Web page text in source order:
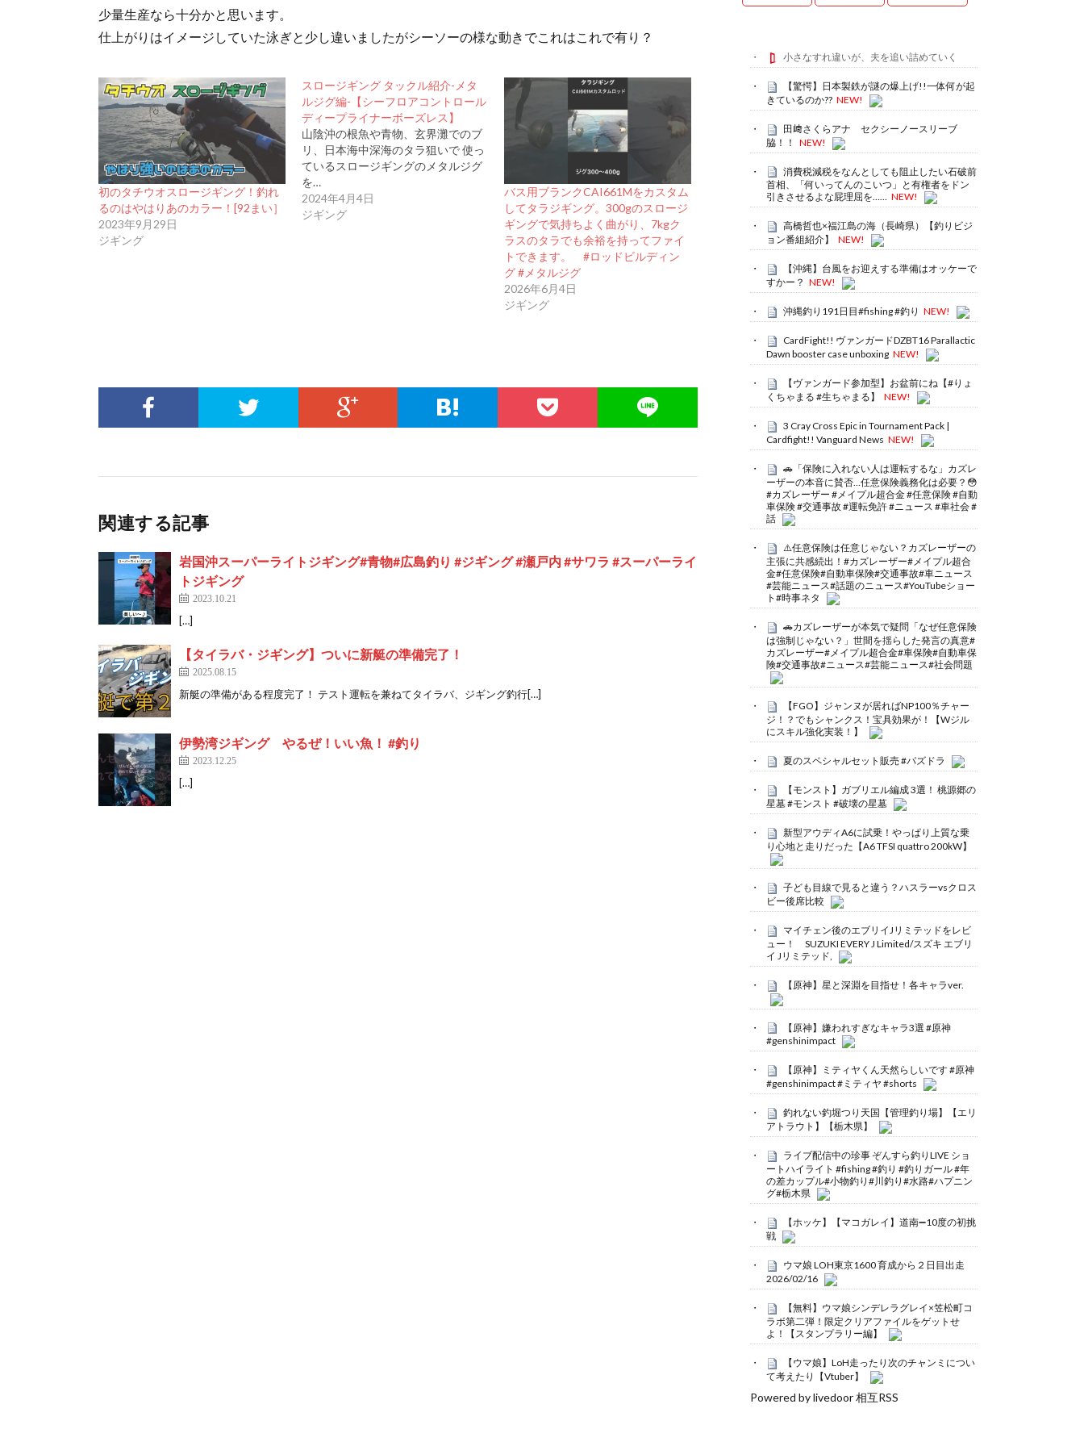
少量生産なら十分かと思います。
仕上がりはイメージしていた泳ぎと少し違いましたがシーソーの様な動きでこれはこれで有り？
初のタチウオスロージギング！釣れ
るのはやはりあのカラー！[92まい］
2023年9月29日
ジギング
スロージギング タックル紹介-メタ
ルジグ編-【シーフロアコントロール
ディープライナーボーズレス】
山陰沖の根魚や青物、玄界灘でのブ
リ、日本海中深海のタラ狙いで 使っ
ているスロージギングのメタルジグ
を…
2024年4月4日
ジギング
バス用ブランクCAI661Mをカスタム
してタラジギング。300gのスロージ
ギングで気持ちよく曲がり、7kgク
ラスのタラでも余裕を持ってファイ
トできます。 #ロッドビルディン
グ #メタルジグ
2026年6月4日
ジギング
関連する記事
岩国沖スーパーライトジギング#青物#広島釣り #ジギング #瀬戸内 #サワラ #スーパーライ
トジギング
2023.10.21
[…]
【タイラバ・ジギング】ついに新艇の準備完了！
2025.08.15
新艇の準備がある程度完了！ テスト運転を兼ねてタイラバ、ジギング釣行[…]
伊勢湾ジギング やるぜ！いい魚！ #釣り
2023.12.25
[…]
小さなすれ違いが、夫を追い詰めていく
【驚愕】日本製鉄が謎の爆上げ!!一体何が起
きているのか?? NEW!
田﨑さくらアナ セクシーノースリーブ
脇！！
NEW!
消費税減税をなんとしても阻止したい石破前
首相、「何いってんのこいつ」と有権者をドン
引きさせるよな屁理屈を…… NEW!
高橋哲也×福江島の海（長崎県）【釣りビジ
ョン番組紹介】
NEW!
【沖縄】台風をお迎えする準備はオッケーで
すかー？ NEW!
沖縄釣り191日目#fishing #釣り NEW!
CardFight!! ヴァンガードDZBT16 Parallactic
Dawn booster case unboxing NEW!
【ヴァンガード参加型】お盆前にね【#りょ
くちゃまる #生ちゃまる】
NEW!
3 Cray Cross Epic in Tournament Pack |
Cardfight!! Vanguard News NEW!
🚗「保険に入れない人は運転するな」カズレ
ーザーの本音に賛否…任意保険義務化は必要？😳
#カズレーザー #メイプル超合金 #任意保険 #自動
車保険 #交通事故 #運転免許 #ニュース #車社会 #
話
⚠️任意保険は任意じゃない？カズレーザーの
主張に共感続出！#カズレーザー#メイプル超合
金#任意保険#自動車保険#交通事故#車ニュース
#芸能ニュース#話題のニュース#YouTubeショー
ト#時事ネタ
🚗カズレーザーが本気で疑問「なぜ任意保険
は強制じゃない？」世間を揺らした発言の真意#
カズレーザー#メイプル超合金#車保険#自動車保
険#交通事故#ニュース#芸能ニュース#社会問題
【FGO】ジャンヌが居ればNP100％チャー
ジ！？でもシャンクス！宝具効果が！【Wジル
にスキル強化実装！】
夏のスペシャルセット販売 #パズドラ
【モンスト】ガブリエル編成 3選！ 桃源郷の
星墓 #モンスト #破壊の星墓
新型アウディA6に試乗！やっぱり上質な乗
り心地と走りだった【A6 TFSI quattro 200kW】
子ども目線で見ると違う？ハスラーvsクロス
ビー後席比較
マイチェン後のエブリイJリミテッドをレビ
ュー！ SUZUKI EVERY J Limited/スズキ エブリ
イ Jリミテッド,
【原神】星と深淵を目指せ！各キャラver.
【原神】嫌われすぎなキャラ3選 #原神
#genshinimpact
【原神】ミティヤくん天然らしいです #原神
#genshinimpact #ミティヤ #shorts
釣れない釣堀つり天国【管理釣り場】【エリ
アトラウト】【栃木県】
ライブ配信中の珍事 ぞんすら釣りLIVE ショ
ートハイライト #fishing #釣り #釣りガール #年
の差カップル#小物釣り#川釣り#水路#ハプニン
グ#栃木県
【ホッケ】【マコガレイ】道南➖10度の初挑
戦
ウマ娘 LOH東京1600 育成から２日目出走
2026/02/16
【無料】ウマ娘シンデレラグレイ×笠松町コ
ラボ第二弾！限定クリアファイルをゲットせ
よ！【スタンプラリー編】
【ウマ娘】LoH走ったり次のチャンミについ
て考えたり【Vtuber】
Powered by livedoor 相互RSS